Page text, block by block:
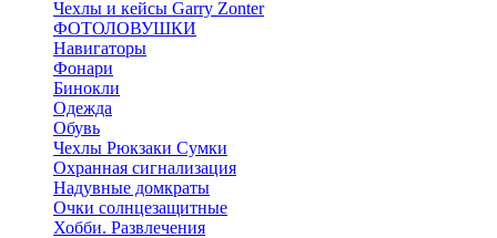
Чехлы и кейсы Garry Zonter
ФОТОЛОВУШКИ
Навигаторы
Фонари
Бинокли
Одежда
Обувь
Чехлы Рюкзаки Сумки
Охранная сигнализация
Надувные домкраты
Очки солнцезащитные
Хобби. Развлечения